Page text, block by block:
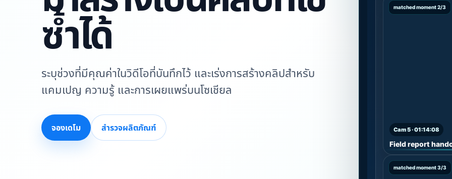
ซ้ำได้
ระบุช่วงที่มีคุณค่าในวิดีโอที่บันทึกไว้ และเร่งการสร้างคลิปสำหรับ
แคมเปญ ความรู้ และการเผยแพร่บนโซเชียล
จองเดโม สำรวจผลิตภัณฑ์
matched moment 2/3
Cam 5 · 01:14:08
Field report
matched moment 3/3